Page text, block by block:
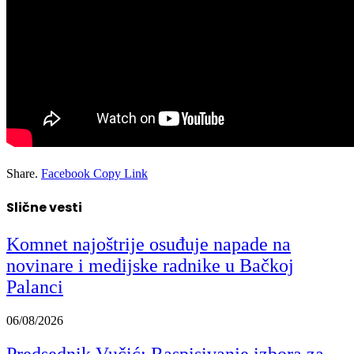
Share. Facebook Copy Link
Slične vesti
Komnet najoštrije osuđuje napade na
novinare i medijske radnike u Bačkoj
Palanci
06/08/2026